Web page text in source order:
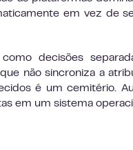
em vez de
decisões
não sincroniza a
é um cemitério.
em um sistema